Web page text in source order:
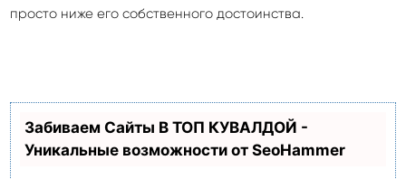
просто ниже его собственного достоинства.
Забиваем Сайты В ТОП КУВАЛДОЙ -
Уникальные возможности от SeoHammer